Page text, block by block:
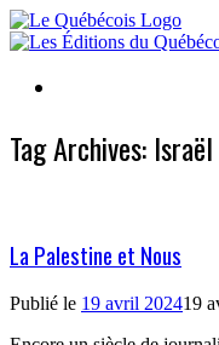
Skip
to
Tag Archives: Israël
La Palestine et Nous
Publié le 19 avril 202419